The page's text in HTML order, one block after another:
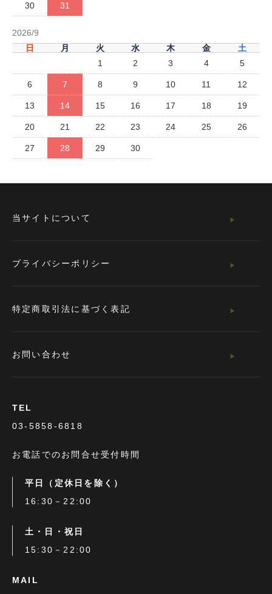
30 31
2026/9
日
月 火 水 木 金
土
1
2 3 4 5
6 7 8 9 10 11 12
13 14 15 16 17 18 19
20 21 22 23 24 25 26
27 28 29 30
当サイトについて
プライバシーポリシー
特定商取引法に基づく表記
お問い合わせ
TEL
03-5858-6818
お電話でのお問合せ受付時間
平日（定休日を除く）
16:30－22:00
土・日・祝日
15:30－22:00
MAIL